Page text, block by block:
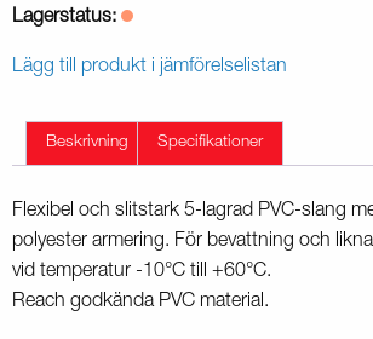
Lagerstatus:
Lägg till produkt i jämförelselistan
Beskrivning Specifikationer
Flexibel och slitstark 5-lagrad PVC-slang
polyester armering. För bevattning och
vid temperatur -10°C till +60°C.
Reach godkända PVC material.